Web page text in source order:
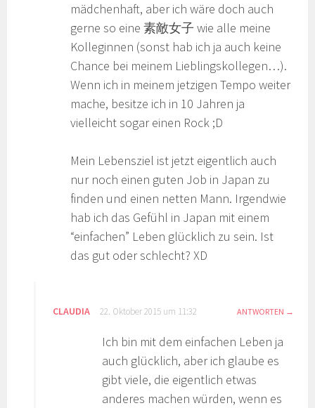
mädchenhaft, aber ich wäre doch auch
gerne so eine 素敵女子 wie alle meine
Kolleginnen (sonst hab ich ja auch keine
Chance bei meinem Lieblingskollegen…).
Wenn ich in meinem jetzigen Tempo weiter
mache, besitze ich in 10 Jahren ja
vielleicht sogar einen Rock ;D
Mein Lebensziel ist jetzt eigentlich auch
nur noch einen guten Job in Japan zu
finden und einen netten Mann. Irgendwie
hab ich das Gefühl in Japan mit einem
“einfachen” Leben glücklich zu sein. Ist
das gut oder schlecht? XD
CLAUDIA 22. Oktober 2015 um 11:32 ANTWORTEN
Ich bin mit dem einfachen Leben ja
auch glücklich, aber ich glaube es
gibt viele, die eigentlich etwas
anderes machen würden, wenn es